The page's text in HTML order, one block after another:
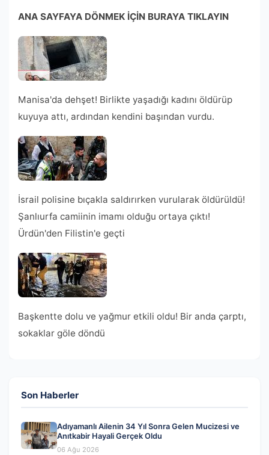
ANA SAYFAYA DÖNMEK İÇİN BURAYA TIKLAYIN
Manisa'da dehşet! Birlikte yaşadığı kadını öldürüp
kuyuya attı, ardından kendini başından vurdu.
İsrail polisine bıçakla saldırırken vurularak öldürüldü!
Şanlıurfa camiinin imamı olduğu ortaya çıktı!
Ürdün'den Filistin'e geçti
Başkentte dolu ve yağmur etkili oldu! Bir anda çarptı,
sokaklar göle döndü
Son Haberler
Adıyamanlı Ailenin 34 Yıl Sonra Gelen Mucizesi ve
Anıtkabir Hayali Gerçek Oldu
06 Ağu 2026